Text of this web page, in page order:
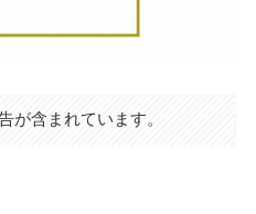
が含まれています。